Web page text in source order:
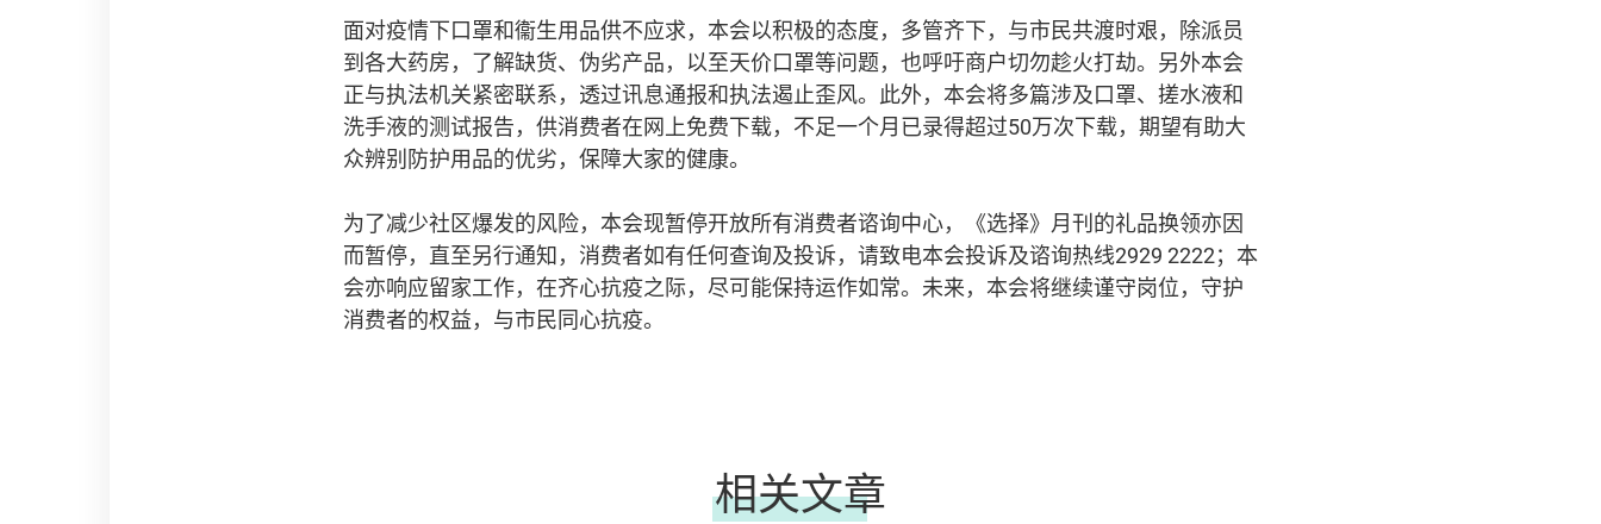
面对疫情下口罩和衞生用品供不应求，本会以积极的态度，多管齐下，与市民共渡时艰，除派员
到各大药房，了解缺货、伪劣产品，以至天价口罩等问题，也呼吁商户切勿趁火打劫。另外本会
正与执法机关紧密联系，透过讯息通报和执法遏止歪风。此外，本会将多篇涉及口罩、搓水液和
洗手液的测试报告，供消费者在网上免费下载，不足一个月已录得超过50万次下载，期望有助大
众辨别防护用品的优劣，保障大家的健康。
为了减少社区爆发的风险，本会现暂停开放所有消费者谘询中心，《选择》月刊的礼品换领亦因
而暂停，直至另行通知，消费者如有任何查询及投诉，请致电本会投诉及谘询热线2929 2222；本
会亦响应留家工作，在齐心抗疫之际，尽可能保持运作如常。未来，本会将继续谨守岗位，守护
消费者的权益，与市民同心抗疫。
相关文章